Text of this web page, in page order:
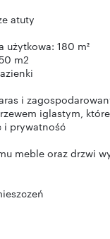
atuty
użytkowa: 180 m²
m2
i
iglastym,
i prywatność
meble oraz drzwi